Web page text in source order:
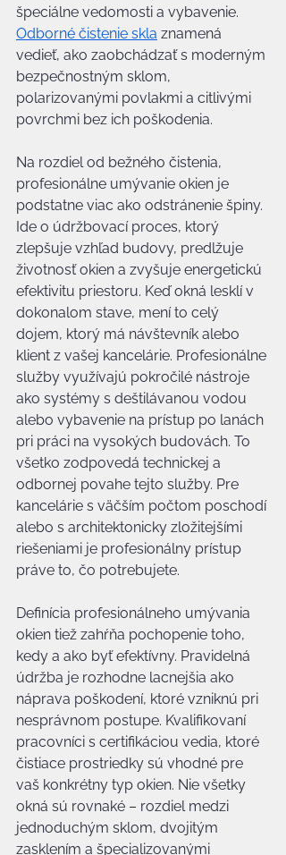
špeciálne vedomosti a vybavenie.
Odborné čistenie skla znamená
vedieť, ako zaobchádzať s moderným
bezpečnostným sklom,
polarizovanými povlakmi a citlivými
povrchmi bez ich poškodenia.
Na rozdiel od bežného čistenia,
profesionálne umývanie okien je
podstatne viac ako odstránenie špiny.
Ide o údržbovací proces, ktorý
zlepšuje vzhľad budovy, predlžuje
životnosť okien a zvyšuje energetickú
efektivitu priestoru. Keď okná lesklí v
dokonalom stave, mení to celý
dojem, ktorý má návštevník alebo
klient z vašej kancelárie. Profesionálne
služby využívajú pokročilé nástroje
ako systémy s deštilávanou vodou
alebo vybavenie na prístup po lanách
pri práci na vysokých budovách. To
všetko zodpovedá technickej a
odbornej povahe tejto služby. Pre
kancelárie s väčším počtom poschodí
alebo s architektonicky zložitejšími
riešeniami je profesionálny prístup
práve to, čo potrebujete.
Definícia profesionálneho umývania
okien tiež zahŕňa pochopenie toho,
kedy a ako byť efektívny. Pravidelná
údržba je rozhodne lacnejšia ako
náprava poškodení, ktoré vzniknú pri
nesprávnom postupe. Kvalifikovaní
pracovníci s certifikáciou vedia, ktoré
čistiace prostriedky sú vhodné pre
vaš konkrétny typ okien. Nie všetky
okná sú rovnaké – rozdiel medzi
jednoduchým sklom, dvojitým
zasklením a špecializovanými